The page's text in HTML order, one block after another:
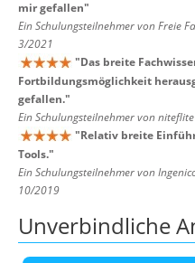
mir gefallen"
Ein Schulungsteilnehmer von Freie
3/2021
"Das breite
Fortbildungsmöglichkeit
gefallen."
Ein Schulungsteilnehmer von
"Relativ breite
Tools."
Ein Schulungsteilnehmer von
10/2019
Unverbindliche